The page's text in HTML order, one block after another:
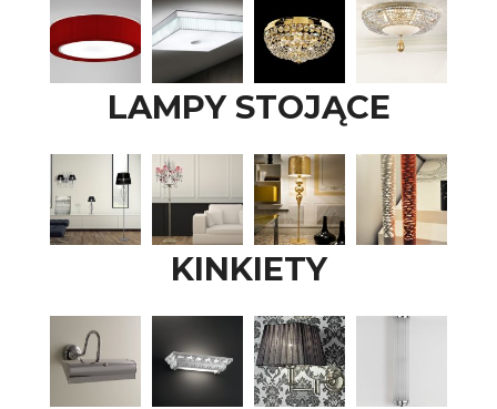
LAMPY STOJĄCE
KINKIETY